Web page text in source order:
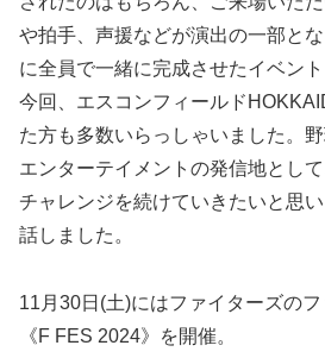
や拍手、声援などが演出の一部と
に全員で一緒に完成させたイベント
今回、エスコンフィールド
た方も多数いらっしゃいました。
エンターテイメントの発信地とし
チャレンジを続けていきたいと思
話しました。
11月30日(土)にはファイターズの
《F FES 2024》を開催。